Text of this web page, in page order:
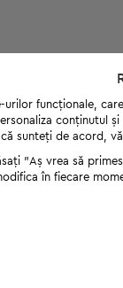
urilor funcționale,
conținutul
sunteți de acord,
"Аș vrea să
în fiecare